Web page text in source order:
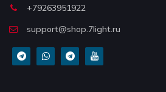
+79263951922
support@shop.7light.ru